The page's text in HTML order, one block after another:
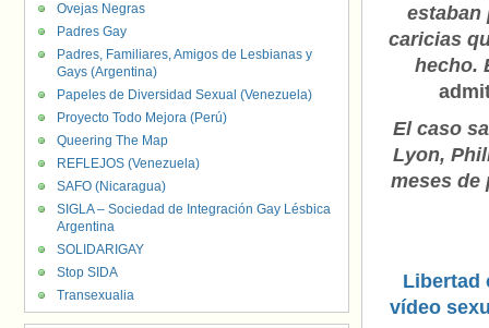
estaban
caricias
hecho.
El caso
Lyon,
meses de
Libertad
vídeo
Ovejas Negras
Padres Gay
Padres, Familiares, Amigos de Lesbianas y
Gays (Argentina)
Papeles de Diversidad Sexual (Venezuela)
Proyecto Todo Mejora (Perú)
Queering The Map
REFLEJOS (Venezuela)
SAFO (Nicaragua)
SIGLA – Sociedad de Integración Gay Lésbica
Argentina
SOLIDARIGAY
Stop SIDA
Transexualia